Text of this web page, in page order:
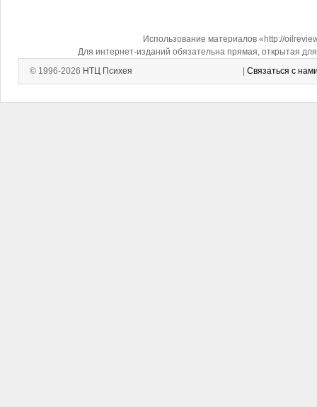
Использование материалов «http://
Для интернет-изданий обязательна прямая, открытая
© 1996-2026 НТЦ Психея Связаться с